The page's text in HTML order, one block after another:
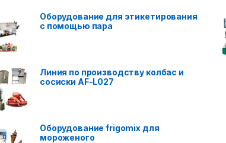
Оборудование для этикетирования
с помощью пара
Линия по производству колбас и
сосиски AF-L027
Оборудование frigomix для
мороженого